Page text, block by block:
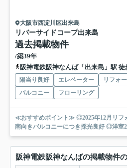
大阪市西淀川区出来島
リバーサイドコープ出来島
過去掲載物件
/築39年
阪神電鉄阪神なんば「出来島」駅 徒
陽当り良好 エレベーター リフォ
バルコニー
フローリング
≪おすすめポイント≫ ◎2025年12月リフ
南向きバルコニーにつき採光良好 ◎洋室
阪神電鉄阪神なんばの掲載物件